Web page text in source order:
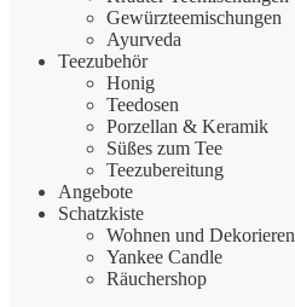
Gewürzteemischungen
Ayurveda
Teezubehör
Honig
Teedosen
Porzellan & Keramik
Süßes zum Tee
Teezubereitung
Angebote
Schatzkiste
Wohnen und Dekorieren
Yankee Candle
Räuchershop